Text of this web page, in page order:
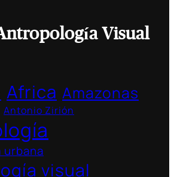
Visual
Africa Amazonas
Antonio Zirión
visual